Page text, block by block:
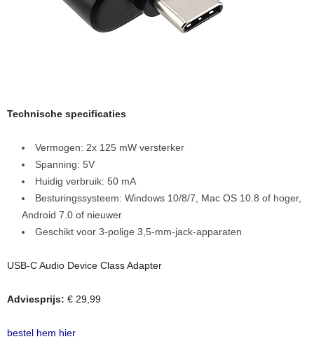
Technische specificaties
Vermogen: 2x 125 mW versterker
Spanning: 5V
Huidig verbruik: 50 mA
Besturingssysteem: Windows 10/8/7, Mac OS 10.8 of hoger,
Android 7.0 of nieuwer
Geschikt voor 3-polige 3,5-mm-jack-apparaten
USB-C Audio Device Class Adapter
Adviesprijs: € 29,99
bestel hem hier